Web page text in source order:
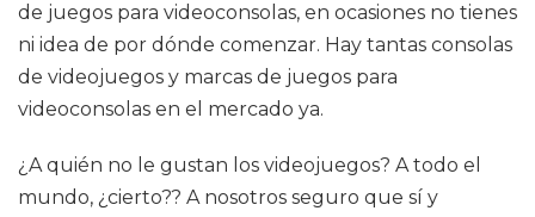
de juegos para videoconsolas, en ocasiones no tienes
ni idea de por dónde comenzar. Hay tantas consolas
de videojuegos y marcas de juegos para
videoconsolas en el mercado ya.
¿A quién no le gustan los videojuegos? A todo el
mundo, ¿cierto?? A nosotros seguro que sí y